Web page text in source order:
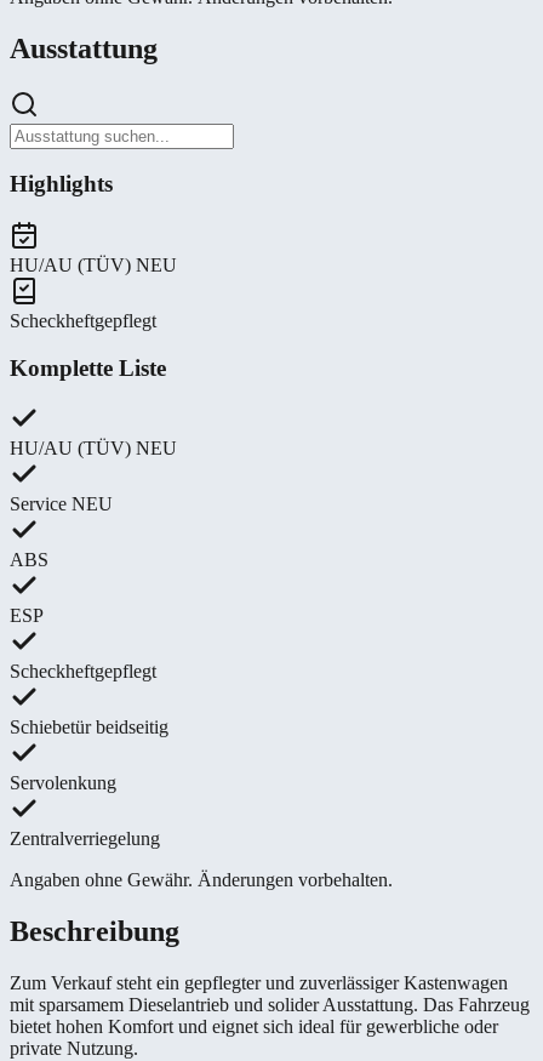
Ausstattung
Highlights
HU/AU (TÜV) NEU
Scheckheftgepflegt
Komplette Liste
HU/AU (TÜV) NEU
Service NEU
ABS
ESP
Scheckheftgepflegt
Schiebetür beidseitig
Servolenkung
Zentralverriegelung
Angaben ohne Gewähr. Änderungen vorbehalten.
Beschreibung
Zum Verkauf steht ein gepflegter und zuverlässiger Kastenwagen
mit sparsamem Dieselantrieb und solider Ausstattung. Das Fahrzeug
bietet hohen Komfort und eignet sich ideal für gewerbliche oder
private Nutzung.